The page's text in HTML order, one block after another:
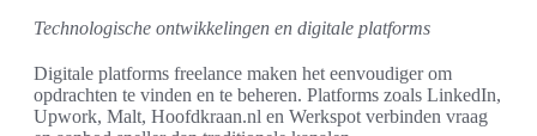
Technologische ontwikkelingen en digitale platforms
Digitale platforms freelance maken het eenvoudiger om
opdrachten te vinden en te beheren. Platforms zoals LinkedIn,
Upwork, Malt, Hoofdkraan.nl en Werkspot verbinden vraag